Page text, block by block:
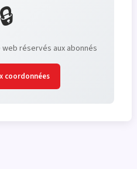
🔒
réservés aux abonnés
coordonnées